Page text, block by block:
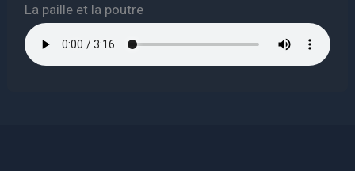
La paille et la poutre